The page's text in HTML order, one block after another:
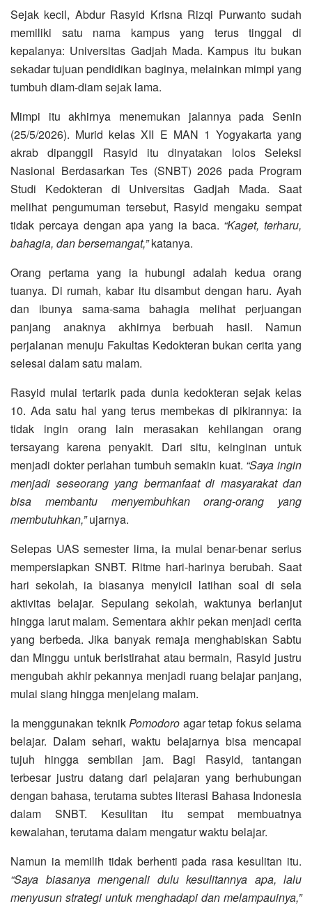
Sejak kecil, Abdur Rasyid Krisna Rizqi Purwanto sudah
memiliki satu nama kampus yang terus tinggal di
kepalanya: Universitas Gadjah Mada. Kampus itu bukan
sekadar tujuan pendidikan baginya, melainkan mimpi yang
tumbuh diam-diam sejak lama.
Mimpi itu akhirnya menemukan jalannya pada Senin
(25/5/2026). Murid kelas XII E MAN 1 Yogyakarta yang
akrab dipanggil Rasyid itu dinyatakan lolos Seleksi
Nasional Berdasarkan Tes (SNBT) 2026 pada Program
Studi Kedokteran di Universitas Gadjah Mada. Saat
melihat pengumuman tersebut, Rasyid mengaku sempat
tidak percaya dengan apa yang ia baca. “Kaget, terharu,
bahagia, dan bersemangat,”katanya.
Orang pertama yang ia hubungi adalah kedua orang
tuanya. Di rumah, kabar itu disambut dengan haru. Ayah
dan ibunya sama-sama bahagia melihat perjuangan
panjang anaknya akhirnya berbuah hasil. Namun
perjalanan menuju Fakultas Kedokteran bukan cerita yang
selesai dalam satu malam.
Rasyid mulai tertarik pada dunia kedokteran sejak kelas
10. Ada satu hal yang terus membekas di pikirannya: ia
tidak ingin orang lain merasakan kehilangan orang
tersayang karena penyakit. Dari situ, keinginan untuk
menjadi dokter perlahan tumbuh semakin kuat. “Saya ingin
menjadi seseorang yang bermanfaat di masyarakat dan
bisa membantu menyembuhkan orang-orang yang
membutuhkan,”ujarnya.
Selepas UAS semester lima, ia mulai benar-benar serius
mempersiapkan SNBT. Ritme hari-harinya berubah. Saat
hari sekolah, ia biasanya menyicil latihan soal di sela
aktivitas belajar. Sepulang sekolah, waktunya berlanjut
hingga larut malam. Sementara akhir pekan menjadi cerita
yang berbeda. Jika banyak remaja menghabiskan Sabtu
dan Minggu untuk beristirahat atau bermain, Rasyid justru
mengubah akhir pekannya menjadi ruang belajar panjang,
mulai siang hingga menjelang malam.
Ia menggunakan teknikPomodoro agar tetap fokus selama
belajar. Dalam sehari, waktu belajarnya bisa mencapai
tujuh hingga sembilan jam. Bagi Rasyid, tantangan
terbesar justru datang dari pelajaran yang berhubungan
dengan bahasa, terutama subtes literasi Bahasa Indonesia
dalam SNBT. Kesulitan itu sempat membuatnya
kewalahan, terutama dalam mengatur waktu belajar.
Namun ia memilih tidak berhenti pada rasa kesulitan itu.
“Saya biasanya mengenali dulu kesulitannya apa, lalu
menyusun strategi untuk menghadapi dan melampauinya,”